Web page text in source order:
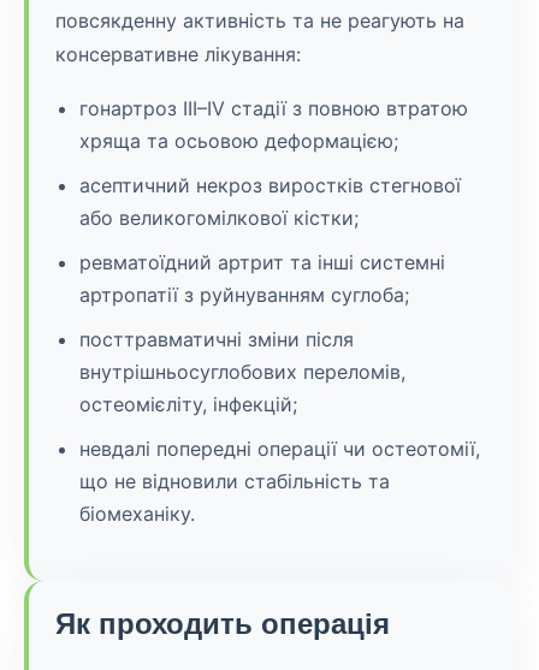
повсякденну активність та не реагують на
консервативне лікування:
гонартроз III–IV стадії з повною втратою
хряща та осьовою деформацією;
асептичний некроз виростків стегнової
або великогомілкової кістки;
ревматоїдний артрит та інші системні
артропатії з руйнуванням суглоба;
посттравматичні зміни після
внутрішньосуглобових переломів,
остеомієліту, інфекцій;
невдалі попередні операції чи остеотомії,
що не відновили стабільність та
біомеханіку.
Як проходить операція